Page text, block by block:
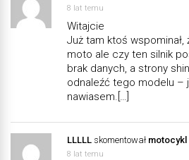
8 lat temu
Witajcie
Już tam ktoś wspominał,
moto ale czy ten silnik
brak danych, a strony
odnaleźć tego modelu –
nawiasem.[…]
LLLLL skomentował motocykl
8 lat temu